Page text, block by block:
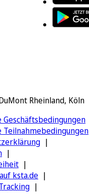
Rheinland, Köln
Geschäftsbedingungen
Teilnahmebedingungen
ksta.de